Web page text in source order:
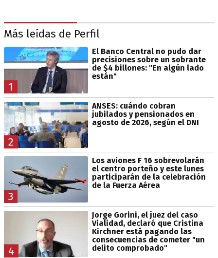
Más leídas de Perfil
1
El Banco Central no pudo dar
precisiones sobre un sobrante
de $4 billones: "En algún lado
están"
2
ANSES: cuándo cobran
jubilados y pensionados en
agosto de 2026, según el DNI
3
Los aviones F 16 sobrevolarán
el centro porteño y este lunes
participarán de la celebración
de la Fuerza Aérea
4
Jorge Gorini, el juez del caso
Vialidad, declaró que Cristina
Kirchner está pagando las
consecuencias de cometer "un
delito comprobado"